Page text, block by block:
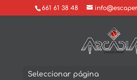
661 61 38 48
Seleccionar página